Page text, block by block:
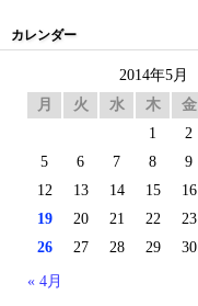
カレンダー
2014年5月
月
火 水 木 金
« 4月
1 2
5
6 7 8 9
12
13 14 15 16
19
20 21 22 23
26
27 28 29 30